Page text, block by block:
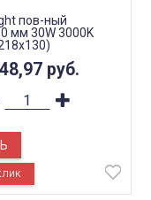
пов-ный
мм 30W 3000K
руб.